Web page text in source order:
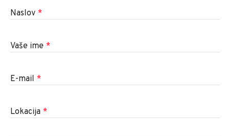
Naslov *
Vaše ime *
E-mail *
Lokacija *